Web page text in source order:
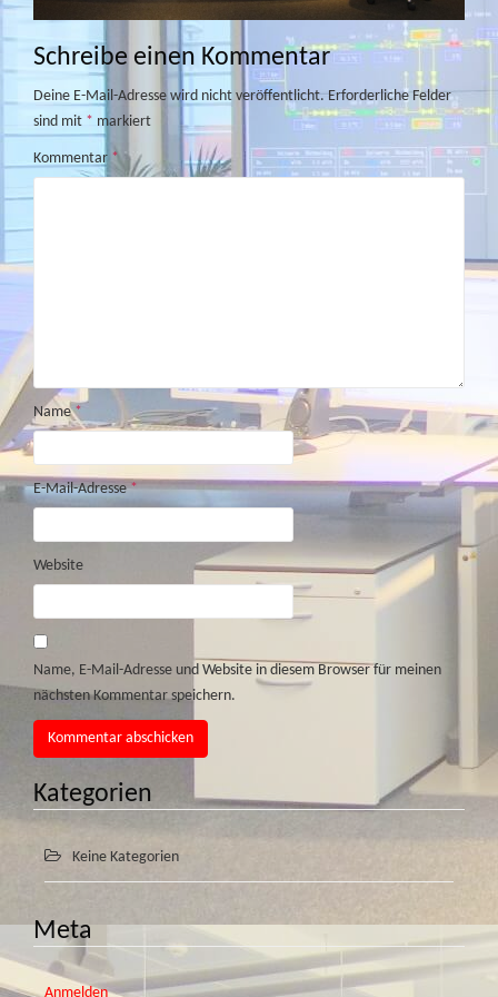
Schreibe einen Kommentar
Deine E-Mail-Adresse wird nicht veröffentlicht. Erforderliche Felder
sind mit * markiert
Kommentar *
Name*
E-Mail-Adresse*
Website
Name, E-Mail-Adresse und Website in diesem Browser für meinen
nächsten Kommentar speichern.
Kategorien
Keine Kategorien
Meta
Anmelden